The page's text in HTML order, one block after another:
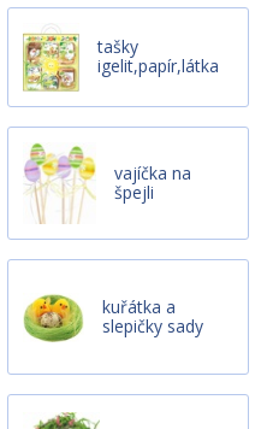
tašky
igelit,papír,látka
vajíčka na
špejli
kuřátka a
slepičky sady